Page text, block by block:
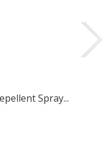
Spray...